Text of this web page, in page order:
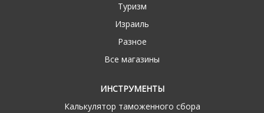
Туризм
Израиль
Разное
Все магазины
ИНСТРУМЕНТЫ
Калькулятор таможенного сбора